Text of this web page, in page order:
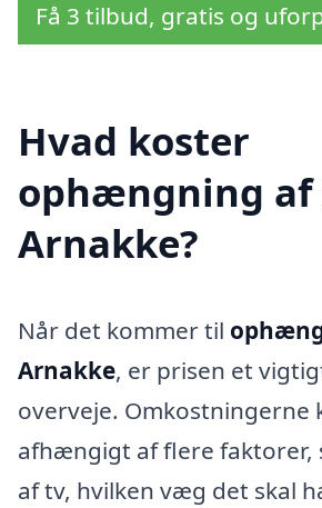
Få 3 tilbud, gratis og
Hvad koster
ophængning af
Arnakke?
Når det kommer til
Arnakke, er prisen et
overveje. Omkostningerne
afhængigt af flere faktorer,
af tv, hvilken væg det skal